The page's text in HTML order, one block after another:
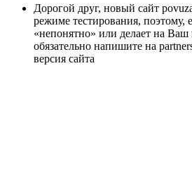
Дорогой друг, новый сайт
режиме тестирования, поэтому,
«непонятно» или делает на Ваш
обязательно напишите на
версия сайта